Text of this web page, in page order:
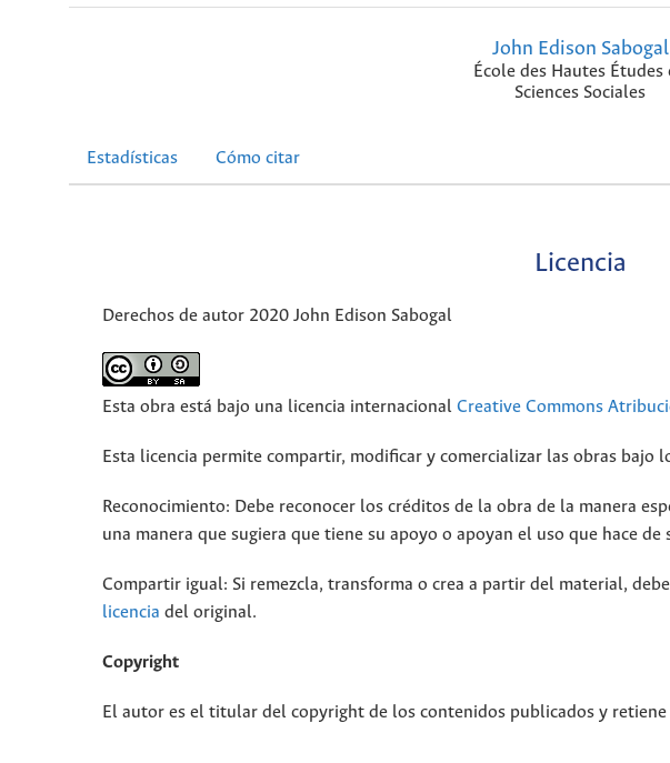
John Edison Sabogal
École des Hautes Études
Sciences Sociales
Estadísticas Cómo citar
Licencia
Derechos de autor 2020 John Edison Sabogal
Esta obra está bajo una licencia internacional Creative Commons
Esta licencia permite compartir, modificar y comercializar las obras bajo
Reconocimiento: Debe reconocer los créditos de la obra de la manera
una manera que sugiera que tiene su apoyo o apoyan el uso que hace de
Compartir igual: Si remezcla, transforma o crea a partir del material,
licencia del original.
Copyright
El autor es el titular del copyright de los contenidos publicados y